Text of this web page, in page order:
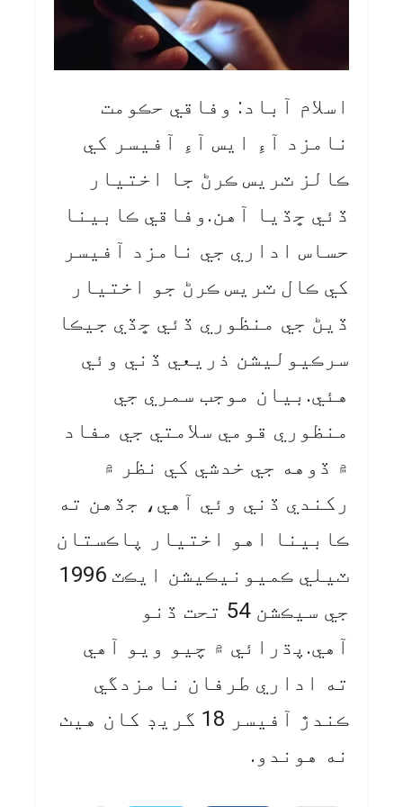
اسلام آباد: وفاقي حڪومت
نامزد آءِ ايس آءِ آفيسر کي
ڪالز ٽريس ڪرڻ جا اختيار
ڏئي ڇڏيا آهن.وفاقي ڪابينا
حساس اداري جي نامزد آفيسر
کي ڪال ٽريس ڪرڻ جو اختيار
ڏيڻ جي منظوري ڏئي ڇڏي جيڪا
سرڪيوليشن ذريعي ڏني وئي
هئي.بيان موجب سمري جي
منظوري قومي سلامتي جي مفاد
۾ ڏوهه جي خدشي کي نظر ۾
رکندي ڏني وئي آهي، جڏهن ته
ڪابينا اهو اختيار پاڪستان
ٽيلي ڪميونيڪيشن ايڪٽ 1996
جي سيڪشن 54 تحت ڏنو
آهي.پڌرائي ۾ چيو ويو آهي
ته اداري طرفان نامزدگي
ڪندڙ آفيسر 18 گريڊ کان هيٺ
نه هوندو.